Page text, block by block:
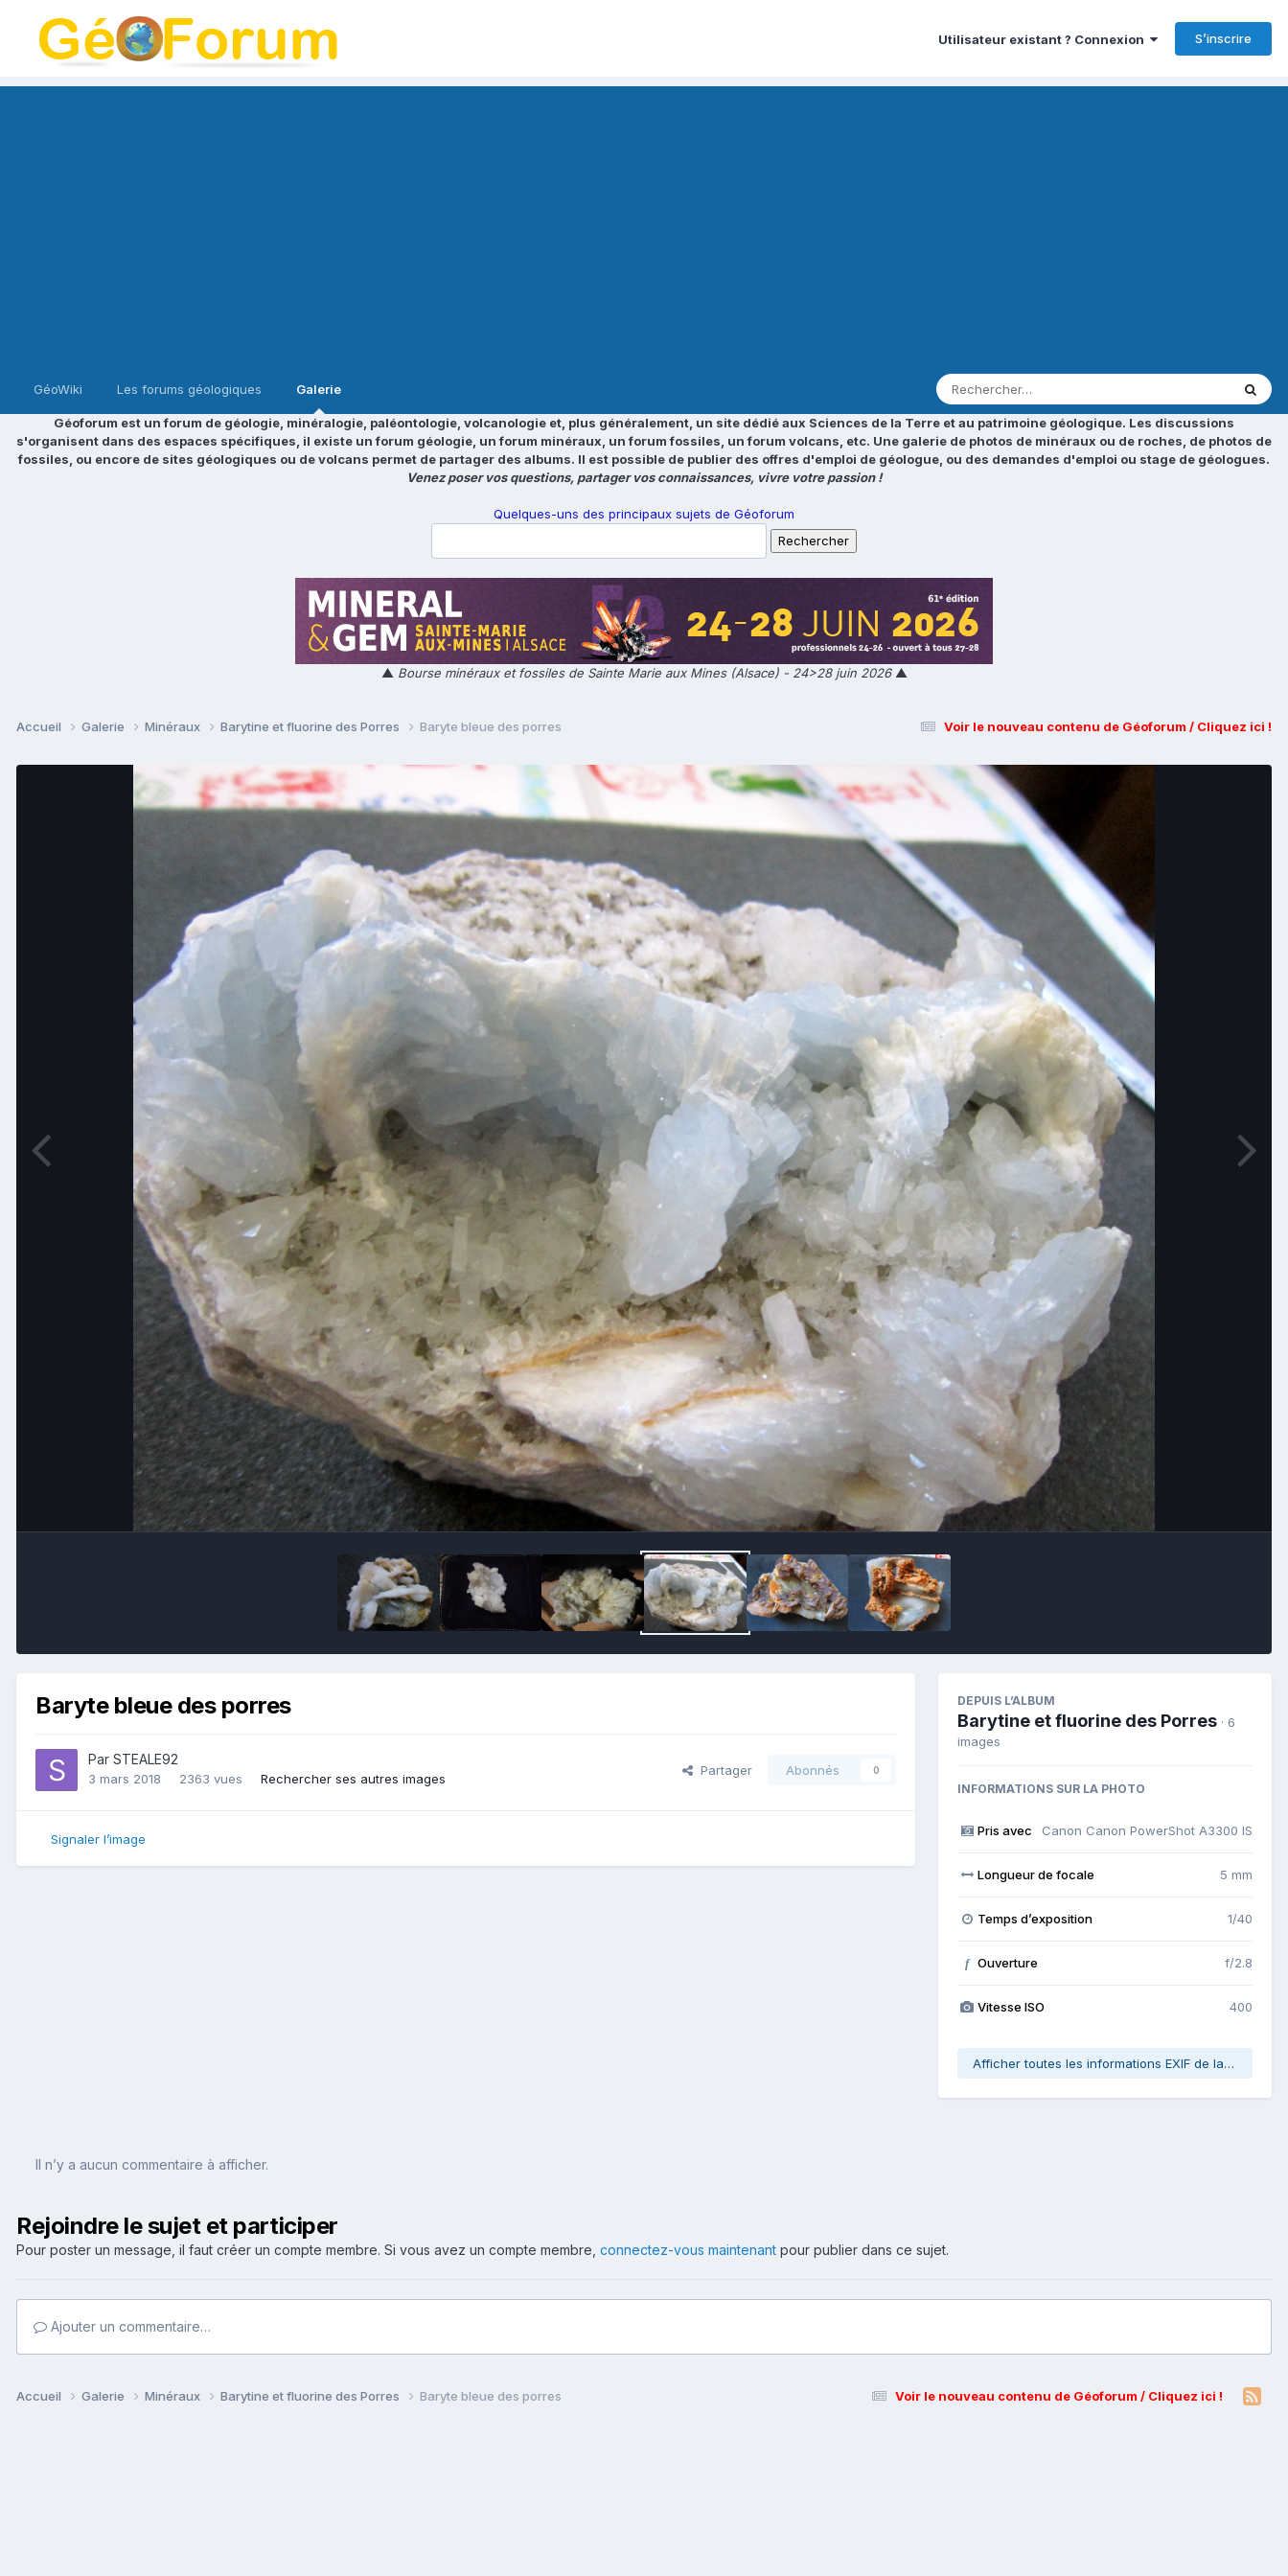
Utilisateur existant ? Connexion S’inscrire
GéoWiki Les forums géologiques Galerie
Géoforum est un forum de géologie, minéralogie, paléontologie, volcanologie et, plus généralement, un site dédié aux Sciences de la Terre et au patrimoine géologique. Les discussions
s'organisent dans des espaces spécifiques, il existe un forum géologie, un forum minéraux, un forum fossiles, un forum volcans, etc. Une galerie de photos de minéraux ou de roches, de photos de
fossiles, ou encore de sites géologiques ou de volcans permet de partager des albums. Il est possible de publier des offres d'emploi de géologue, ou des demandes d'emploi ou stage de géologues.
Venez poser vos questions, partager vos connaissances, vivre votre passion !
Quelques-uns des principaux sujets de Géoforum
▲ Bourse minéraux et fossiles de Sainte Marie aux Mines (Alsace) - 24>28 juin 2026▲
Voir le nouveau contenu de Géoforum / Cliquez ici !
Accueil Galerie Minéraux Barytine et fluorine des Porres Baryte bleue des porres
Baryte bleue des porres
Par STEALE92
3 mars 2018 2363 vues Rechercher ses autres images
Partager Abonnés 0
Signaler l’image
DEPUIS L’ALBUM
Barytine et fluorine des Porres · 6
images
INFORMATIONS SUR LA PHOTO
Pris avec Canon Canon PowerShot A3300 IS
Longueur de focale 5 mm
Temps d’exposition 1/40
f Ouverture f/2.8
Vitesse ISO 400
Afficher toutes les informations EXIF de la photo
Il n’y a aucun commentaire à afficher.
Rejoindre le sujet et participer
Pour poster un message, il faut créer un compte membre. Si vous avez un compte membre, connectez-vous maintenant pour publier dans ce sujet.
Ajouter un commentaire…
Voir le nouveau contenu de Géoforum / Cliquez ici !
Accueil Galerie Minéraux Barytine et fluorine des Porres Baryte bleue des porres